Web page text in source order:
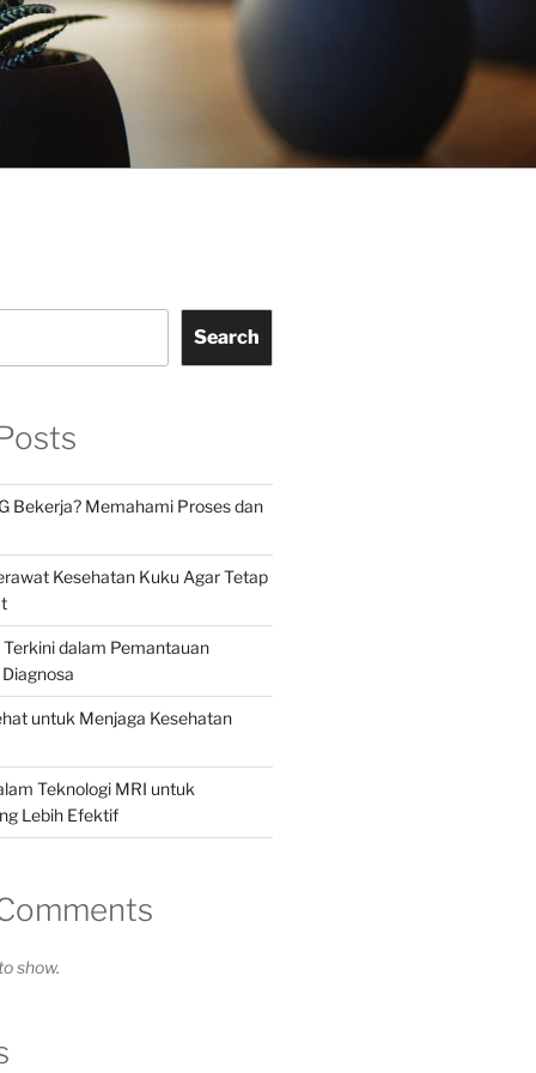
Search
Bekerja? Memahami Proses dan
Kesehatan Kuku Agar Tetap
Terkini dalam Pemantauan
untuk Menjaga Kesehatan
Teknologi MRI untuk
Lebih Efektif
show.